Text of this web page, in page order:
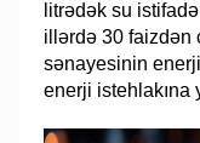
litrədək su
illərdə 30 faizdən
sənayesinin
enerji istehlakına